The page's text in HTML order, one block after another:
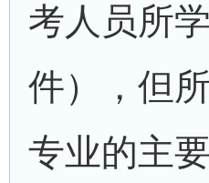
考人员所
件），但
专业的主